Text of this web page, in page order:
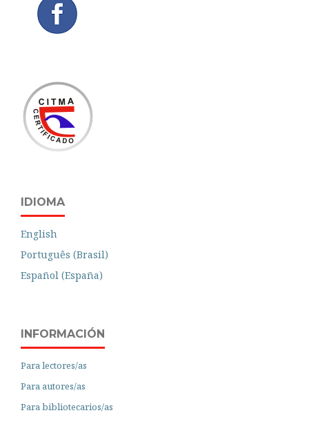
IDIOMA
English
Português (Brasil)
Español (España)
INFORMACIÓN
Para lectores/as
Para autores/as
Para bibliotecarios/as